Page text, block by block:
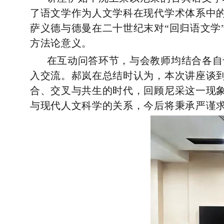
了语文学作为人文学科在现代学术体系中
萨义德与德曼在二十世纪末对“回归语文
方法论意义。
在互动问答环节，与会教师均结合各
入交流。郝岚在总结时认为，本次讲座谈
合、交叉与共生的时代，回顾尼采这一现
与现代人文科学的关系，今后将秉承严谨